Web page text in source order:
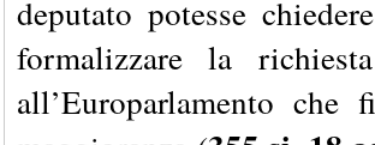
deputato potesse
formalizzare la
all’Europarlamento che